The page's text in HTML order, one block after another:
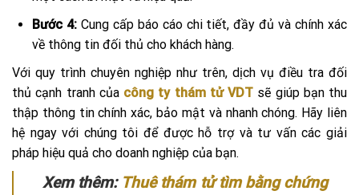
Bước 4: Cung cấp báo cáo chi tiết, đầy đủ và chính xác
về thông tin đối thủ cho khách hàng.
Với quy trình chuyên nghiệp như trên, dịch vụ điều tra đối
thủ cạnh tranh của công ty thám tử VDT sẽ giúp bạn thu
thập thông tin chính xác, bảo mật và nhanh chóng. Hãy liên
hệ ngay với chúng tôi để được hỗ trợ và tư vấn các giải
pháp hiệu quả cho doanh nghiệp của bạn.
Xem thêm: Thuê thám tử tìm bằng chứng